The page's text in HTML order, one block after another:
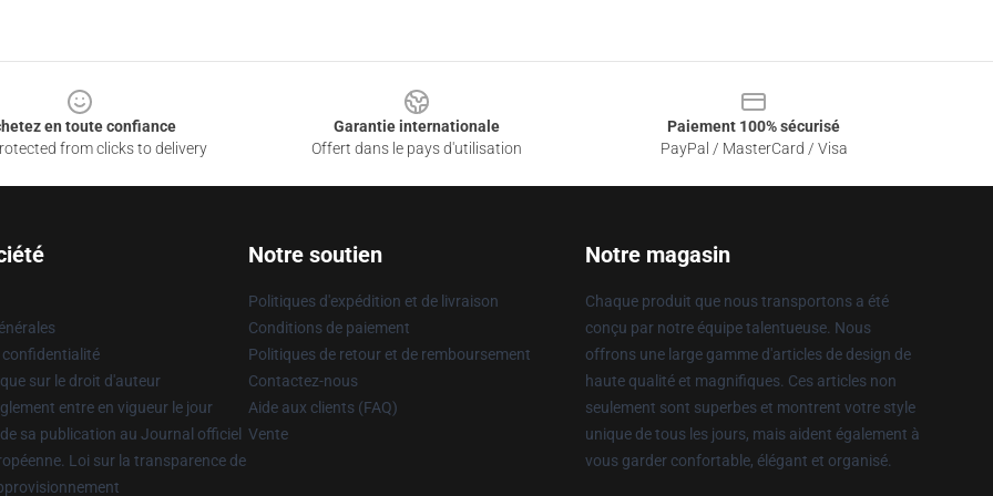
en toute confiance
from clicks to delivery
Garantie internationale
Offert dans le pays d'utilisation
Paiement 100% sécurisé
PayPal / MasterCard / Visa
confidentialité
sur le droit d'auteur
entre en vigueur le jour
sa publication au Journal officiel
Loi sur la transparence de
Notre soutien
Politiques d'expédition et de livraison
Conditions de paiement
Politiques de retour et de remboursement
Contactez-nous
Aide aux clients (FAQ)
Vente
Notre magasin
Chaque produit que nous transportons a été
conçu par notre équipe talentueuse. Nous
offrons une large gamme d'articles de design de
haute qualité et magnifiques. Ces articles non
seulement sont superbes et montrent votre style
unique de tous les jours, mais aident également à
vous garder confortable, élégant et organisé.